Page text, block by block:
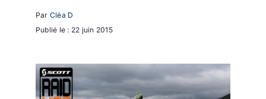
Par Cléa D
Publié le : 22 juin 2015